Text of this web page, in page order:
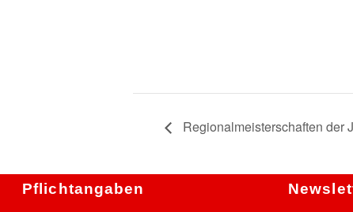
Regionalmeisterschaften der
Pflichtangaben